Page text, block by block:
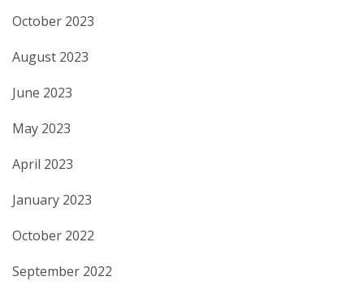
October 2023
August 2023
June 2023
May 2023
April 2023
January 2023
October 2022
September 2022